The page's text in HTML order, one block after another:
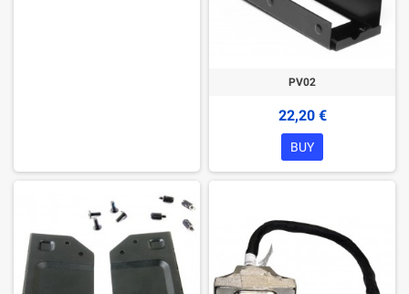
PV02
22,20 €
BUY